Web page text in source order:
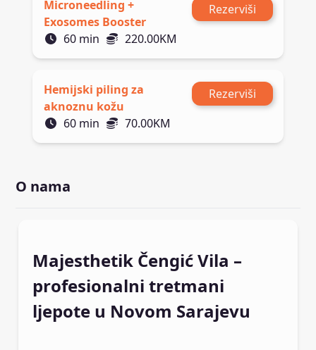
Microneedling +
Exosomes Booster
Rezerviši
60 min 220.00KM
Hemijski piling za
aknoznu kožu
Rezerviši
60 min 70.00KM
O nama
Majesthetik Čengić Vila –
profesionalni tretmani
ljepote u Novom Sarajevu